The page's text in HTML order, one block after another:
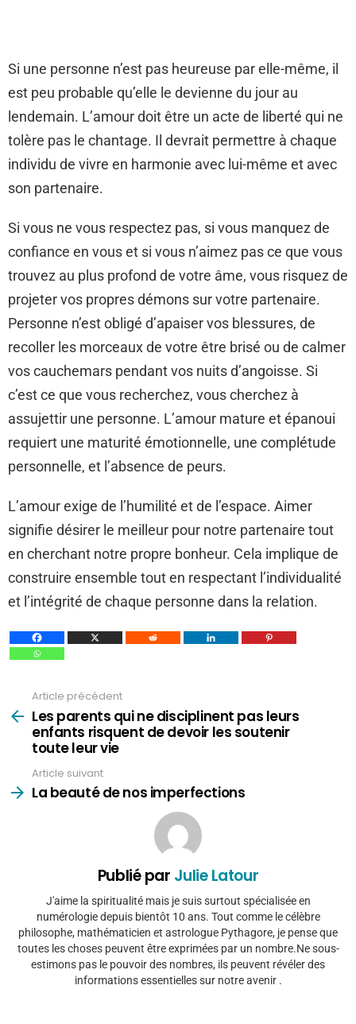
Si une personne n’est pas heureuse par elle-même, il
est peu probable qu’elle le devienne du jour au
lendemain. L’amour doit être un acte de liberté qui ne
tolère pas le chantage. Il devrait permettre à chaque
individu de vivre en harmonie avec lui-même et avec
son partenaire.
Si vous ne vous respectez pas, si vous manquez de
confiance en vous et si vous n’aimez pas ce que vous
trouvez au plus profond de votre âme, vous risquez de
projeter vos propres démons sur votre partenaire.
Personne n’est obligé d’apaiser vos blessures, de
recoller les morceaux de votre être brisé ou de calmer
vos cauchemars pendant vos nuits d’angoisse. Si
c’est ce que vous recherchez, vous cherchez à
assujettir une personne. L’amour mature et épanoui
requiert une maturité émotionnelle, une complétude
personnelle, et l’absence de peurs.
L’amour exige de l’humilité et de l’espace. Aimer
signifie désirer le meilleur pour notre partenaire tout
en cherchant notre propre bonheur. Cela implique de
construire ensemble tout en respectant l’individualité
et l’intégrité de chaque personne dans la relation.
plus
Article précédent
Les parents qui ne disciplinent pas leurs
enfants risquent de devoir les soutenir
toute leur vie
Article suivant
La beauté de nos imperfections
Publié par Julie Latour
J'aime la spiritualité mais je suis surtout spécialisée en
numérologie depuis bientôt 10 ans. Tout comme le célèbre
philosophe, mathématicien et astrologue Pythagore, je pense que
toutes les choses peuvent être exprimées par un nombre.Ne sous-
estimons pas le pouvoir des nombres, ils peuvent révéler des
informations essentielles sur notre avenir .